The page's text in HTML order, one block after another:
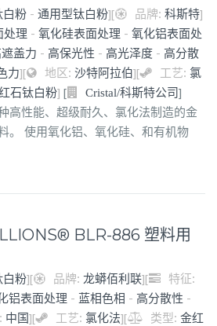
白粉 - 通用型钛白粉][ 品牌: 科斯特]
处理 - 氧化硅表面处理 - 氧化铝表面处
盖力 - 高保光性 - 高光泽度 - 高分散
力][ 地区: 沙特阿拉伯][ 工艺: 氯
石钛白粉] [ Cristal/科斯特公司 ]
高性能、超级耐久、氯化法制造的金
。 使用氧化铝、氧化硅、和有机物
BLR-886 塑料用
白粉][ 品牌: 龙蟒佰利联][
特征:
铝表面处理 - 蓝相色相 - 高分散性 -
中国][ 工艺: 氯化法][ 类型: 金红